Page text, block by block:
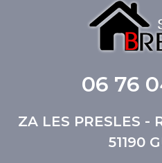
06 76
ZA LES PRESLES -
51190